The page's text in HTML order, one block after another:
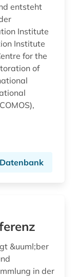
provinzialrömische archäologie (1)
entsteht
Institute
Institute
for the
of
&uuml;ber
in der